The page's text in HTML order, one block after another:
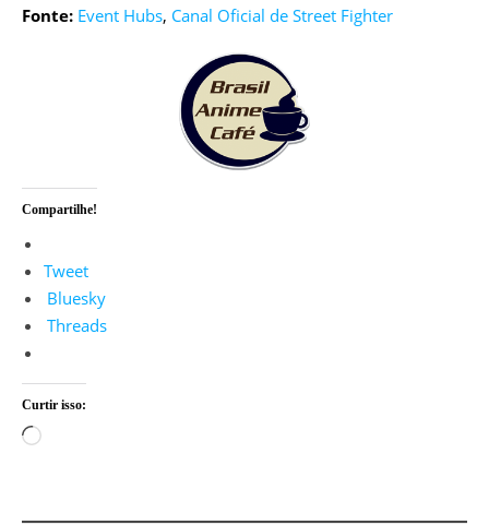
Fonte: Event Hubs, Canal Oficial de Street Fighter
Compartilhe!
Tweet
Bluesky
Threads
Curtir isso:
Carregando...